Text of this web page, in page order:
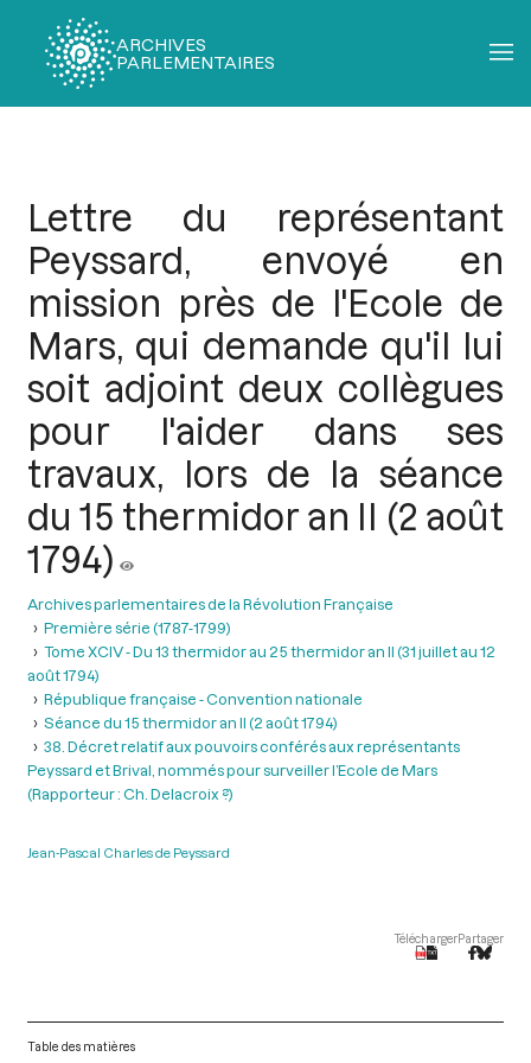
ARCHIVES
PARLEMENTAIRES
Lettre du représentant
Peyssard, envoyé en
mission près de l'Ecole de
Mars, qui demande qu'il lui
soit adjoint deux collègues
pour l'aider dans ses
travaux, lors de la séance
du 15 thermidor an II (2 août
1794)
Archives parlementaires de la Révolution Française
Première série (1787-1799)
Tome XCIV - Du 13 thermidor au 25 thermidor an II (31 juillet au 12
août 1794)
République française - Convention nationale
Séance du 15 thermidor an II (2 août 1794)
38. Décret relatif aux pouvoirs conférés aux représentants
Peyssard et Brival, nommés pour surveiller l’Ecole de Mars
(Rapporteur : Ch. Delacroix ?)
Jean-Pascal Charles de Peyssard
TéléchargerPartager
Table des matières